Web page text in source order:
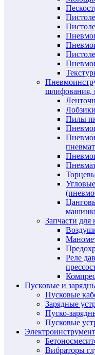
шлифования,
Пилы
Запчасти для
Реле
Пусковые и
Пусковые
Зарядные
Пуско-
Пусковые
Электроинструмент
Вибраторы